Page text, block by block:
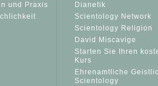
und Praxis
Dianetik
Scientology Network
Scientology Religion
David Miscavige
Starten Sie Ihren
Kurs
Ehrenamtliche
Scientology